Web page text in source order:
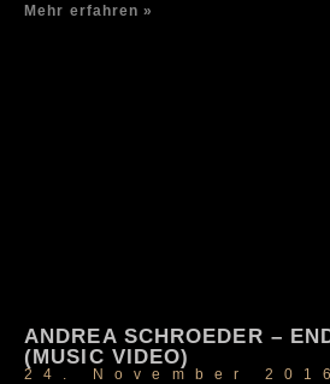
Mehr erfahren »
ANDREA SCHROEDER –
(MUSIC VIDEO)
24. November